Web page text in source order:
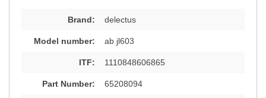
Brand: delectus
Model number: ab jl603
ITF: 1110848606865
Part Number: 65208094